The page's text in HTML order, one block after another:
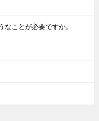
ことが必要ですか。